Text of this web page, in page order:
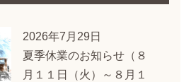
2026年7月29日
夏季休業のお知らせ（８
月１１日（火）～８月１